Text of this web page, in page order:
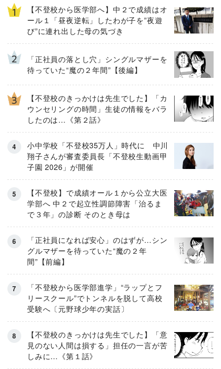
【不登校から医学部へ】中２で成績はオ
ール１「昼夜逆転」したわが子を”夜遊
び”に連れ出した母の気づき
「正社員の落とし穴」シングルマザーを
待っていた“魔の２年間”【後編】
【不登校のきっかけは先生でした】「カ
ウンセリングの時間」生徒の情報をバラ
したのは…《第２話》
小中学校「不登校35万人」時代に 中川
翔子さんが審査委員長「不登校生動画甲
子園 2026」が開催
【不登校】で成績オール１から公立大医
学部へ 中２で起立性調節障害「治るま
で３年」の診断 そのとき母は
「正社員になれば安心」のはずが…シン
グルマザーを待っていた“魔の２年
間”【前編】
「不登校から医学部進学」“ラップとフ
リースクール”でトンネルを脱して高校
受験へ〔元野球少年の実話〕
【不登校のきっかけは先生でした】「意
見のない人間は損する」担任の一言が苦
しみに…《第１話》